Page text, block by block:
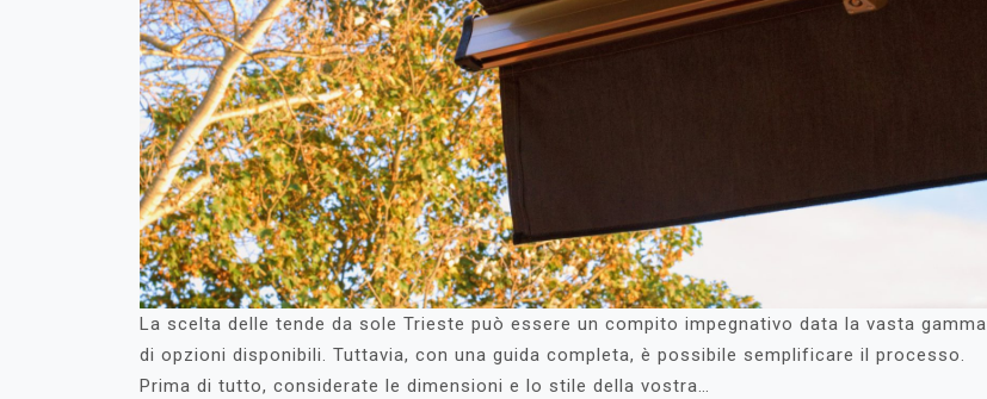
La scelta delle tende da sole Trieste può essere un compito impegnativo data la vasta gamma
di opzioni disponibili. Tuttavia, con una guida completa, è possibile semplificare il processo.
Prima di tutto, considerate le dimensioni e lo stile della vostra…